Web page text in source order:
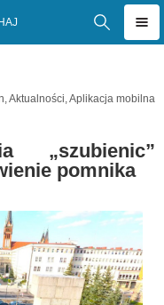
,Aktualności,Aplikacja mobilna
„szubienic”
pomnika